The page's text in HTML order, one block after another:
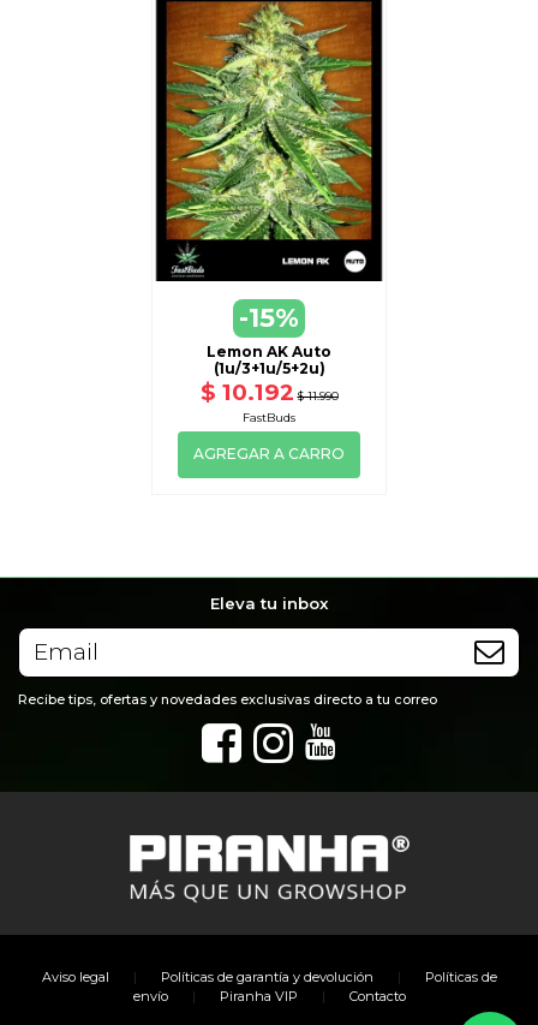
-15%
Lemon AK Auto
(1u/3+1u/5+2u)
$ 10.192 $ 11.990
FastBuds
AGREGAR A CARRO
Eleva tu inbox
Recibe tips, ofertas y novedades exclusivas directo a tu correo
Aviso legal | Políticas de garantía y devolución |
Políticas de
envío
| Piranha VIP | Contacto